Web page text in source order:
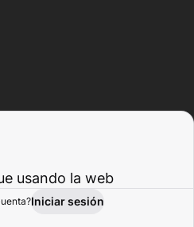
Actividad
usando la web
Iniciar sesión